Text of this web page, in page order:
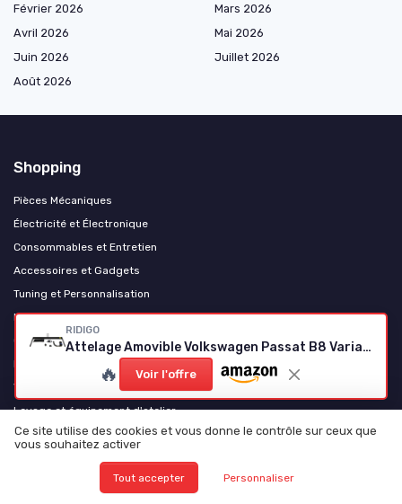
RIDIGO
Attelage Amovible Volkswagen Passat B8 Variant
🔥 Voir l'offre
Février 2026
Mars 2026
Avril 2026
Mai 2026
Juin 2026
Juillet 2026
Août 2026
Shopping
Pièces Mécaniques
Électricité et Électronique
Consommables et Entretien
Accessoires et Gadgets
Tuning et Personnalisation
Motos et Scooters
Camping-Cars et Vans Aménagés
Poids Lourds et Utilitaires
Véhicules Électriques
Levage et équipement d'atelier
Comprendre le schéma de la boîte à fusibles du Citroën Berlingo
Ce site utilise des cookies et vous donne le contrôle sur ceux que
vous souhaitez activer
Tout accepter Personnaliser